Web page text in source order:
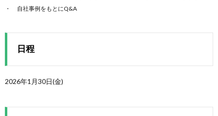
自社事例をもとにQ&A
日程
2026年1月30日(金)